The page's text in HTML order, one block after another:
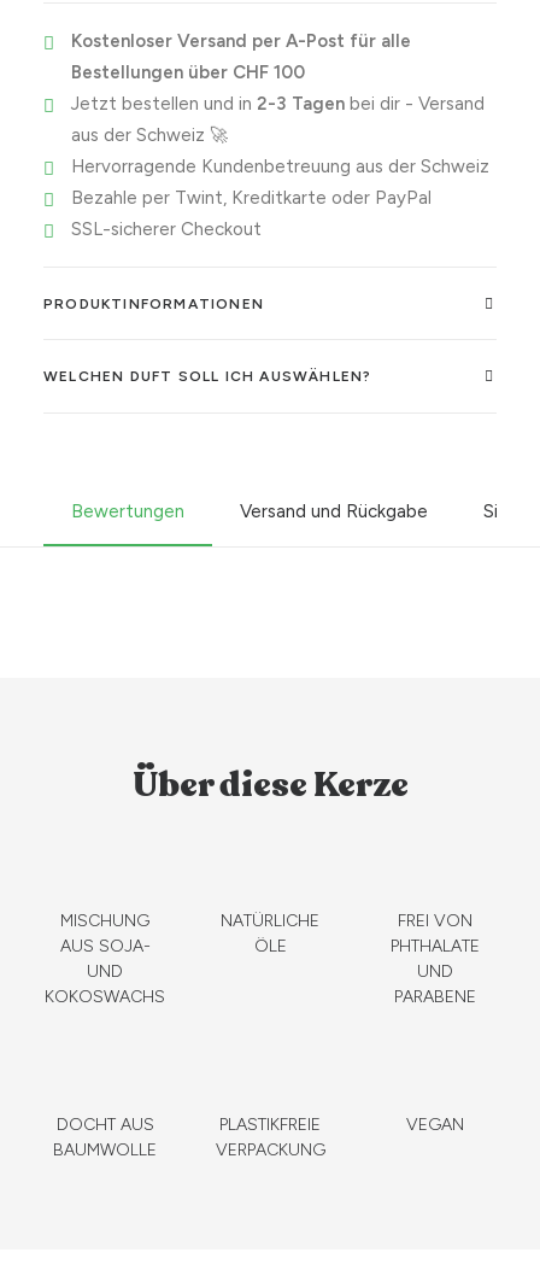
have
sex.
Menge
Kostenloser Versand per A-Post für alle
Bestellungen über CHF 100
Jetzt bestellen und in 2-3 Tagenbei dir - Versand
aus der Schweiz 🚀
Hervorragende Kundenbetreuung aus der Schweiz
Bezahle per Twint, Kreditkarte oder PayPal
SSL-sicherer Checkout
PRODUKTINFORMATIONEN
WELCHEN DUFT SOLL ICH AUSWÄHLEN?
Bewertungen Versand und Rückgabe
Über diese Kerze
MISCHUNG
AUS SOJA-
UND
KOKOSWACHS
NATÜRLICHE
ÖLE
FREI VON
PHTHALATE
UND
PARABENE
DOCHT AUS
BAUMWOLLE
PLASTIKFREIE
VERPACKUNG
VEGAN